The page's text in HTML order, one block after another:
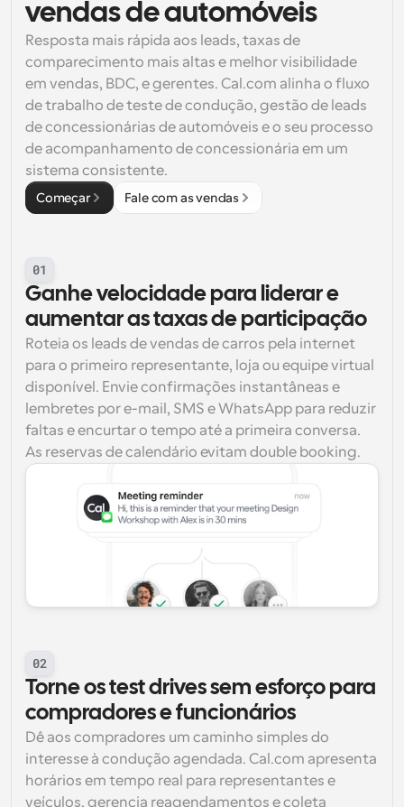
vendas de automóveis
Resposta mais rápida aos leads, taxas de
comparecimento mais altas e melhor visibilidade
em vendas, BDC, e gerentes. Cal.com alinha o fluxo
de trabalho de teste de condução, gestão de leads
de concessionárias de automóveis e o seu processo
de acompanhamento de concessionária em um
sistema consistente.
Começar Fale com as vendas
01
Ganhe velocidade para liderar e
aumentar as taxas de participação
Roteia os leads de vendas de carros pela internet
para o primeiro representante, loja ou equipe virtual
disponível. Envie confirmações instantâneas e
lembretes por e-mail, SMS e WhatsApp para reduzir
faltas e encurtar o tempo até a primeira conversa.
As reservas de calendário evitam double booking.
02
Torne os test drives sem esforço para
compradores e funcionários
Dê aos compradores um caminho simples do
interesse à condução agendada. Cal.com apresenta
horários em tempo real para representantes e
veículos, gerencia reagendamentos e coleta